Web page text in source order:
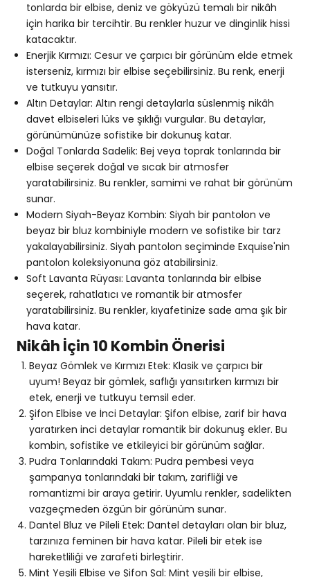
tonlarda bir elbise, deniz ve gökyüzü temalı bir nikâh
için harika bir tercihtir. Bu renkler huzur ve dinginlik hissi
katacaktır.
Enerjik Kırmızı: Cesur ve çarpıcı bir görünüm elde etmek
isterseniz, kırmızı bir elbise seçebilirsiniz. Bu renk, enerji
ve tutkuyu yansıtır.
Altın Detaylar: Altın rengi detaylarla süslenmiş nikâh
davet elbiseleri lüks ve şıklığı vurgular. Bu detaylar,
görünümünüze sofistike bir dokunuş katar.
Doğal Tonlarda Sadelik: Bej veya toprak tonlarında bir
elbise seçerek doğal ve sıcak bir atmosfer
yaratabilirsiniz. Bu renkler, samimi ve rahat bir görünüm
sunar.
Modern Siyah-Beyaz Kombin: Siyah bir pantolon ve
beyaz bir bluz kombiniyle modern ve sofistike bir tarz
yakalayabilirsiniz. Siyah pantolon seçiminde Exquise'nin
pantolon koleksiyonuna göz atabilirsiniz.
Soft Lavanta Rüyası: Lavanta tonlarında bir elbise
seçerek, rahatlatıcı ve romantik bir atmosfer
yaratabilirsiniz. Bu renkler, kıyafetinize sade ama şık bir
hava katar.
Nikâh İçin 10 Kombin Önerisi
Beyaz Gömlek ve Kırmızı Etek: Klasik ve çarpıcı bir
uyum! Beyaz bir gömlek, saflığı yansıtırken kırmızı bir
etek, enerji ve tutkuyu temsil eder.
Şifon Elbise ve İnci Detaylar: Şifon elbise, zarif bir hava
yaratırken inci detaylar romantik bir dokunuş ekler. Bu
kombin, sofistike ve etkileyici bir görünüm sağlar.
Pudra Tonlarındaki Takım: Pudra pembesi veya
şampanya tonlarındaki bir takım, zarifliği ve
romantizmi bir araya getirir. Uyumlu renkler, sadelikten
vazgeçmeden özgün bir görünüm sunar.
Dantel Bluz ve Pileli Etek: Dantel detayları olan bir bluz,
tarzınıza feminen bir hava katar. Pileli bir etek ise
hareketliliği ve zarafeti birleştirir.
Mint Yeşili Elbise ve Şifon Şal: Mint yeşili bir elbise,